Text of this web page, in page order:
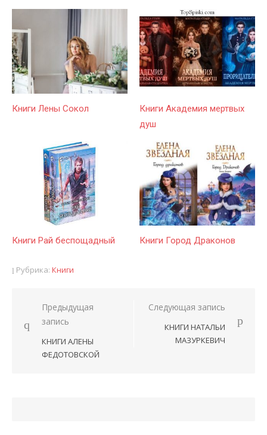
Книги Лены Сокол
Книги Академия мертвых
душ
Книги Рай беспощадный Книги Город Драконов
Рубрика: Книги
Навигация
записям
Предыдущая
запись
КНИГИ АЛЕНЫ
ФЕДОТОВСКОЙ
Следующая запись
КНИГИ НАТАЛЬИ
МАЗУРКЕВИЧ